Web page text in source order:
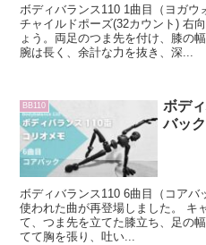
ボディバランス110 1曲目（ヨガ
チャイルドポーズ(32カウント) 右
ょう。両足のつま先を付け、膝の
腕は長く、余計な力を抜き、深...
BB110
ボデ
バック
ボディバランス110 6曲目（コア
使われた曲が再登場しました。 キ
て、つま先を立てた膝立ち、足の
てて胸を張り、吐い...